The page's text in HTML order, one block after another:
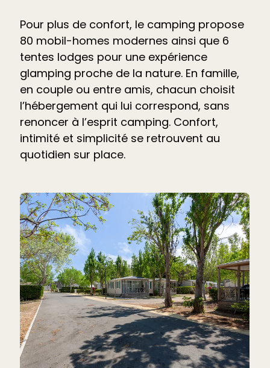
Pour plus de confort, le camping propose
80 mobil-homes modernes ainsi que 6
tentes lodges pour une expérience
glamping proche de la nature. En famille,
en couple ou entre amis, chacun choisit
l’hébergement qui lui correspond, sans
renoncer à l’esprit camping. Confort,
intimité et simplicité se retrouvent au
quotidien sur place.